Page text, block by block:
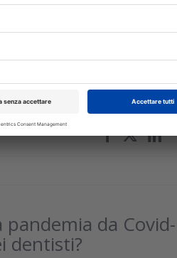
e denunciare i
minori
per formare gli odontoiatri a
da Covid-
dentisti?